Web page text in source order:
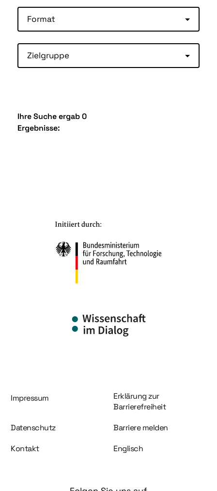
Format
Zielgruppe
Ihre Suche ergab 0
Ergebnisse:
Information und Service
Impressum
Erklärung zur
Barrierefreiheit
Datenschutz Barriere melden
Kontakt Englisch